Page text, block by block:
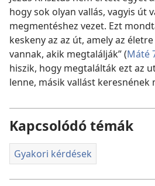
hogy sok olyan vallás, vagyis út
megmentéshez vezet. Ezt
keskeny az az út, amely az
vannak, akik megtalálják” (Máté
hiszik, hogy megtalálták ezt az
lenne, másik vallást keresnének
Kapcsolódó témák
Gyakori kérdések